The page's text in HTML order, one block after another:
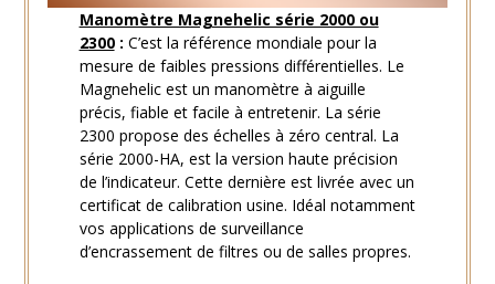
Manomètre Magnehelic série 2000 ou
2300: C’est la référence mondiale pour la
mesure de faibles pressions différentielles. Le
Magnehelic est un manomètre à aiguille
précis, fiable et facile à entretenir. La série
2300 propose des échelles à zéro central. La
série 2000-HA, est la version haute précision
de l’indicateur. Cette dernière est livrée avec un
certificat de calibration usine. Idéal notamment
vos applications de surveillance
d’encrassement de filtres ou de salles propres.